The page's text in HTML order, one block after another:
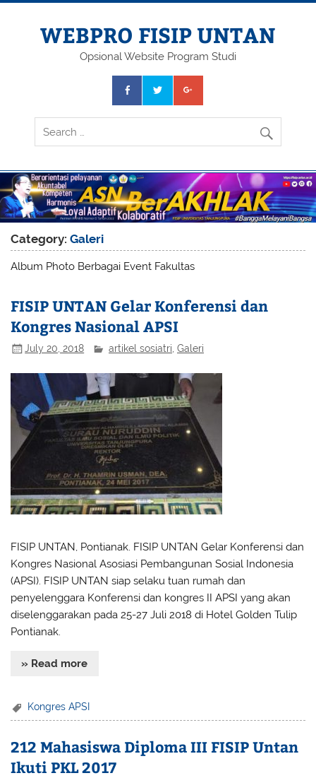
Skip
WEBPRO FISIP UNTAN
Opsional Website Program Studi
Category:Galeri
Album Photo Berbagai Event Fakultas
FISIP UNTAN Gelar Konferensi dan
Kongres Nasional APSI
July 20, 2018 artikel sosiatri ,Galeri
FISIP UNTAN, Pontianak. FISIP UNTAN Gelar Konferensi dan
Kongres Nasional Asosiasi Pembangunan Sosial Indonesia
(APSI). FISIP UNTAN siap selaku tuan rumah dan
penyelenggara Konferensi dan kongres II APSI yang akan
diselenggarakan pada 25-27 Juli 2018 di Hotel Golden Tulip
Pontianak.
» Read more
Kongres APSI
212 Mahasiswa Diploma III FISIP Untan
Ikuti PKL 2017